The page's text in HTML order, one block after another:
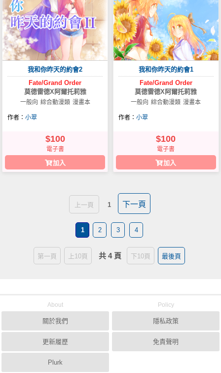
我和你昨天的約會2
Fate/Grand Order
莫德雷德X阿爾托莉雅
一般向 綜合動漫類 漫畫本
作者：小翠
$100
電子書
加入
我和你昨天的約會1
Fate/Grand Order
莫德雷德X阿爾托莉雅
一般向 綜合動漫類 漫畫本
作者： 小翠
$100
電子書
加入
上一頁 1 下一頁
1 2 3 4
第一頁 上10頁 共 4 頁 下10頁 最後頁
About
關於我們
更新履歷
Plurk
Policy
隱私政策
免責聲明